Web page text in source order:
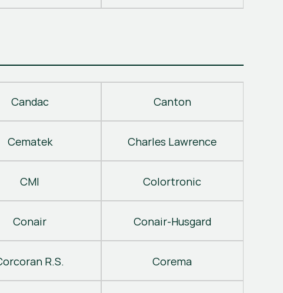
Candac Canton
Cematek Charles Lawrence
CMI Colortronic
Conair Conair-Husgard
R.S. Corema